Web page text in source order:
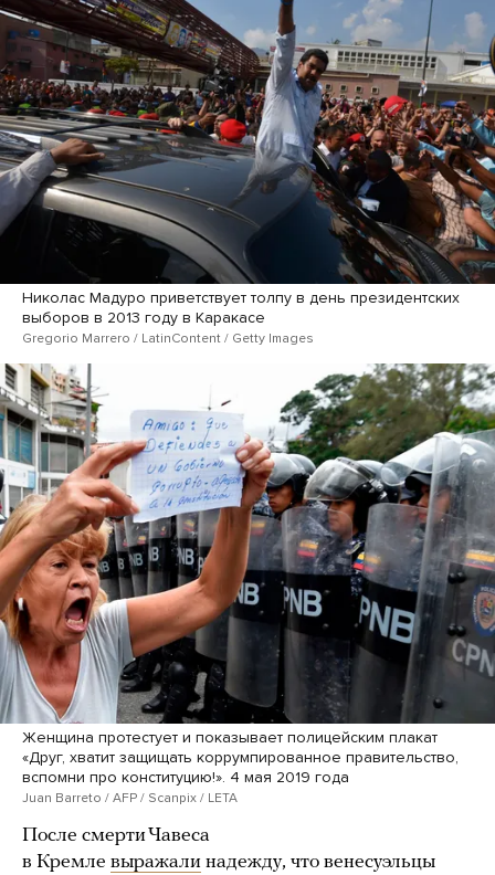
Николас Мадуро приветствует толпу в день президентских
выборов в 2013 году в Каракасе
Gregorio Marrero / LatinContent / Getty Images
Женщина протестует и показывает полицейским плакат
«Друг, хватит защищать коррумпированное правительство,
вспомни про конституцию!». 4 мая 2019 года
Juan Barreto / AFP / Scanpix / LETA
После смерти Чавеса
в Кремле выражали надежду, что венесуэльцы